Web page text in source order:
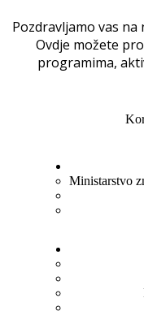
Pozdravljamo vas
Ovdje možete
programima,
Ministarstvo